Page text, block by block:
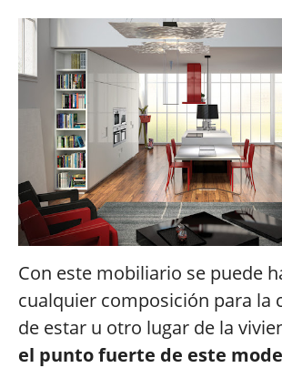
Con este mobiliario se puede
cualquier composición para la
de estar u otro lugar de la
el punto fuerte de este